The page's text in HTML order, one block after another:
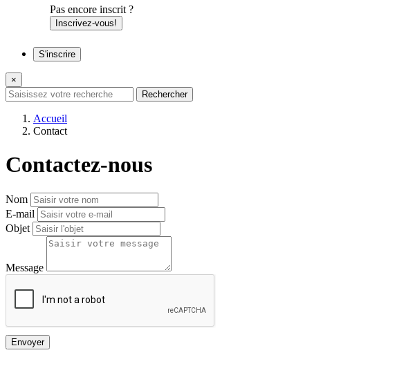
Pas encore inscrit ?
Inscrivez-vous!
S'inscrire
×
Accueil
Contact
Contactez-nous
Nom
E-mail
Objet
Message